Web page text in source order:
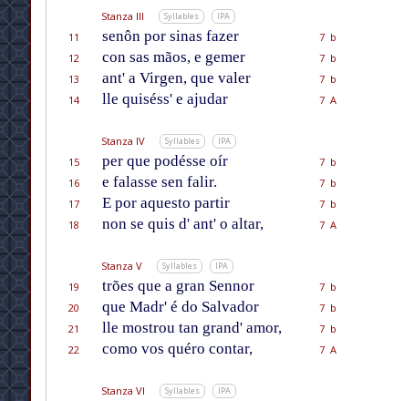
Stanza III Syllables IPA
11 senôn por sinas fazer
7 b
12
con sas mãos, e gemer
7 b
13
ant' a Virgen, que valer
7 b
14
lle quiséss' e ajudar 7 A
Stanza IV Syllables IPA
15 per que podésse oír
7 b
16
e falasse sen falir.
7 b
17
E por aquesto partir
7 b
18
non se quis d' ant' o altar, 7 A
Stanza V Syllables IPA
19 trões que a gran Sennor
7 b
20
que Madr' é do Salvador
7 b
21
lle mostrou tan grand' amor,
7 b
22
como vos quéro contar, 7 A
Stanza VI Syllables IPA